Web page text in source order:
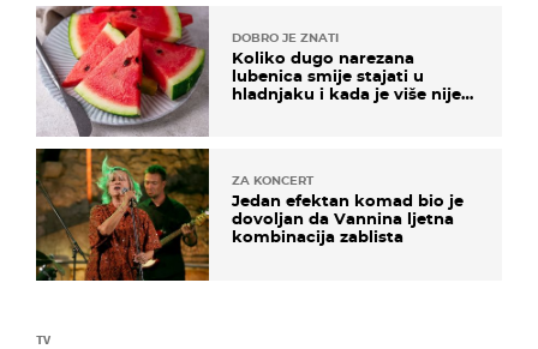
TV
DOBRO JE ZNATI
Koliko dugo narezana
lubenica smije stajati u
hladnjaku i kada je više nije
ZA KONCERT
Jedan efektan komad bio je
dovoljan da Vannina ljetna
kombinacija zablista